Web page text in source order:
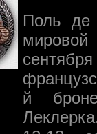
Поль
й